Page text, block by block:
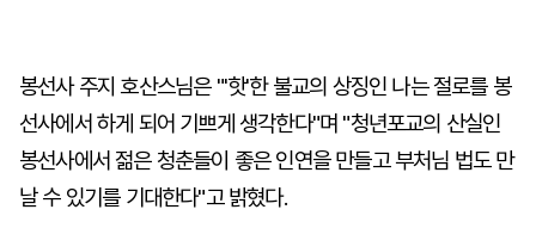
봉선사 주지 호산스님은 "'핫'한 불교의 상징인 나는 절로를 봉
선사에서 하게 되어 기쁘게 생각한다"며 "청년포교의 산실인
봉선사에서 젊은 청춘들이 좋은 인연을 만들고 부처님 법도 만
날 수 있기를 기대한다"고 밝혔다.